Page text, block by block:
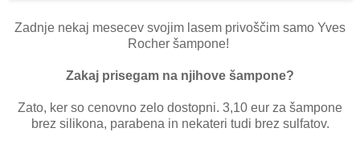
Zadnje nekaj mesecev svojim lasem privoščim samo Yves
Rocher šampone!
Zakaj prisegam na njihove šampone?
Zato, ker so cenovno zelo dostopni. 3,10 eur za šampone
brez silikona, parabena in nekateri tudi brez sulfatov.